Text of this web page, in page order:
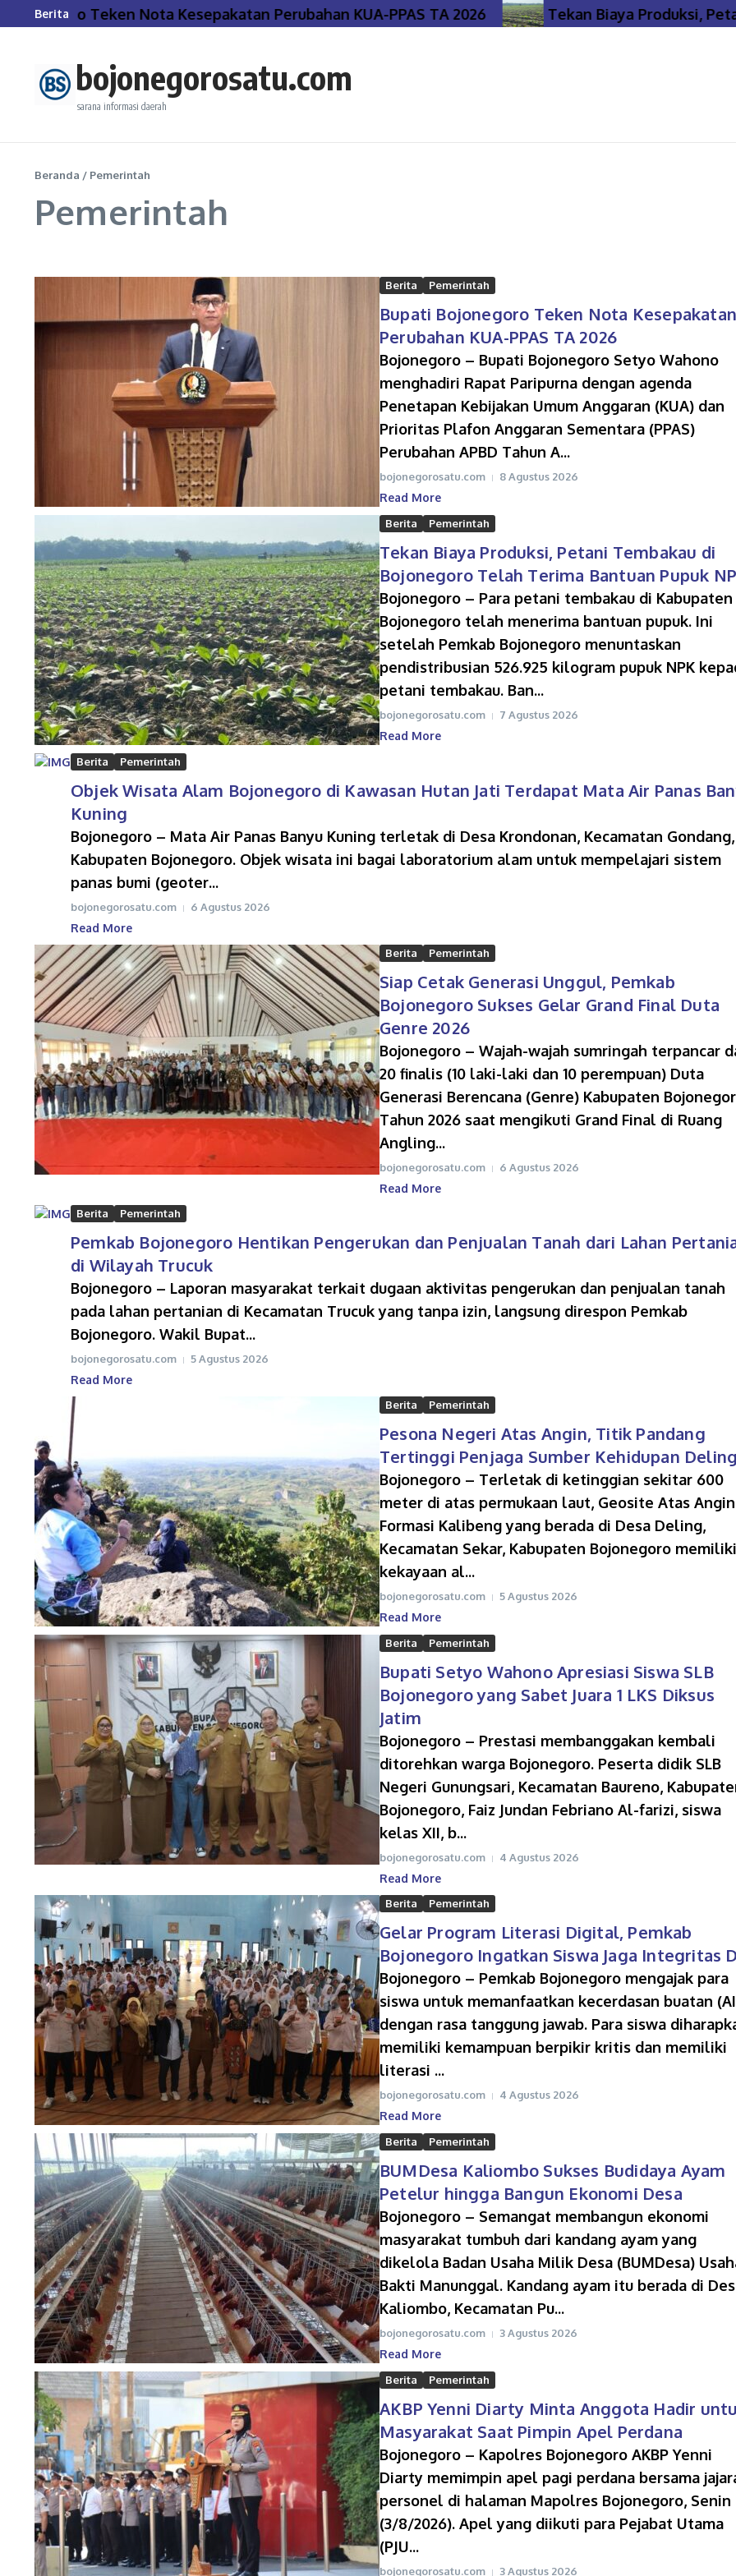
Lewati ke konten
Berita
Teken Nota Kesepakatan Perubahan KUA-PPAS TA 2026 Tekan Biaya Produksi, Petani
bojonegorosatu.com
sarana informasi daerah
Beranda / Pemerintah
Pemerintah
Berita Pemerintah
Bupati Bojonegoro Teken Nota
Perubahan KUA-PPAS TA 2026
Bojonegoro – Bupati Bojonegoro Setyo Wahono
menghadiri Rapat Paripurna dengan agenda
Penetapan Kebijakan Umum Anggaran (KUA) dan
Prioritas Plafon Anggaran Sementara (PPAS)
Perubahan APBD Tahun A...
bojonegorosatu.com 8 Agustus 2026
Read More
Berita Pemerintah
Tekan Biaya Produksi, Petani Tembakau di
Bojonegoro Telah Terima Bantuan Pupuk
Bojonegoro – Para petani tembakau di Kabupaten
Bojonegoro telah menerima bantuan pupuk. Ini
setelah Pemkab Bojonegoro menuntaskan
pendistribusian 526.925 kilogram pupuk NPK
petani tembakau. Ban...
bojonegorosatu.com 7 Agustus 2026
Read More
Berita Pemerintah
Objek Wisata Alam Bojonegoro di Kawasan Hutan Jati Terdapat Mata Air Panas
Kuning
Bojonegoro – Mata Air Panas Banyu Kuning terletak di Desa Krondonan, Kecamatan Gondang,
Kabupaten Bojonegoro. Objek wisata ini bagai laboratorium alam untuk mempelajari sistem
panas bumi (geoter...
bojonegorosatu.com 6 Agustus 2026
Read More
Berita Pemerintah
Siap Cetak Generasi Unggul, Pemkab
Bojonegoro Sukses Gelar Grand Final Duta
Genre 2026
Bojonegoro – Wajah-wajah sumringah terpancar
20 finalis (10 laki-laki dan 10 perempuan) Duta
Generasi Berencana (Genre) Kabupaten
Tahun 2026 saat mengikuti Grand Final di Ruang
Angling...
bojonegorosatu.com 6 Agustus 2026
Read More
Berita Pemerintah
Pemkab Bojonegoro Hentikan Pengerukan dan Penjualan Tanah dari Lahan
di Wilayah Trucuk
Bojonegoro – Laporan masyarakat terkait dugaan aktivitas pengerukan dan penjualan tanah
pada lahan pertanian di Kecamatan Trucuk yang tanpa izin, langsung direspon Pemkab
Bojonegoro. Wakil Bupat...
bojonegorosatu.com 5 Agustus 2026
Read More
Berita Pemerintah
Pesona Negeri Atas Angin, Titik Pandang
Tertinggi Penjaga Sumber Kehidupan
Bojonegoro – Terletak di ketinggian sekitar 600
meter di atas permukaan laut, Geosite Atas Angin
Formasi Kalibeng yang berada di Desa Deling,
Kecamatan Sekar, Kabupaten Bojonegoro memiliki
kekayaan al...
bojonegorosatu.com 5 Agustus 2026
Read More
Berita Pemerintah
Bupati Setyo Wahono Apresiasi Siswa SLB
Bojonegoro yang Sabet Juara 1 LKS Diksus
Jatim
Bojonegoro – Prestasi membanggakan kembali
ditorehkan warga Bojonegoro. Peserta didik SLB
Negeri Gunungsari, Kecamatan Baureno,
Bojonegoro, Faiz Jundan Febriano Al-farizi, siswa
kelas XII, b...
bojonegorosatu.com 4 Agustus 2026
Read More
Berita Pemerintah
Gelar Program Literasi Digital, Pemkab
Bojonegoro Ingatkan Siswa Jaga Integritas
Bojonegoro – Pemkab Bojonegoro mengajak para
siswa untuk memanfaatkan kecerdasan buatan
dengan rasa tanggung jawab. Para siswa
memiliki kemampuan berpikir kritis dan memiliki
literasi ...
bojonegorosatu.com 4 Agustus 2026
Read More
Berita Pemerintah
BUMDesa Kaliombo Sukses Budidaya Ayam
Petelur hingga Bangun Ekonomi Desa
Bojonegoro – Semangat membangun ekonomi
masyarakat tumbuh dari kandang ayam yang
dikelola Badan Usaha Milik Desa (BUMDesa)
Bakti Manunggal. Kandang ayam itu berada di
Kaliombo, Kecamatan Pu...
bojonegorosatu.com 3 Agustus 2026
Read More
Berita Pemerintah
AKBP Yenni Diarty Minta Anggota Hadir
Masyarakat Saat Pimpin Apel Perdana
Bojonegoro – Kapolres Bojonegoro AKBP Yenni
Diarty memimpin apel pagi perdana bersama
personel di halaman Mapolres Bojonegoro, Senin
(3/8/2026). Apel yang diikuti para Pejabat Utama
(PJU...
bojonegorosatu.com 3 Agustus 2026